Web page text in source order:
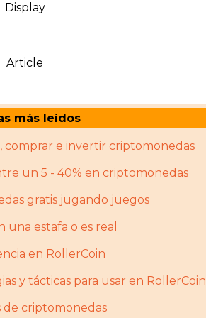
Display
Article
más leídos
comprar e invertir criptomonedas
un 5 - 40% en criptomonedas
gratis jugando juegos
una estafa o es real
en RollerCoin
y tácticas para usar en RollerCoin
de criptomonedas